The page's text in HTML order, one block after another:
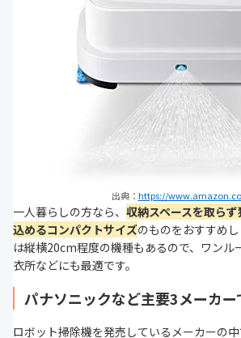
出典： https://
一人暮らしの方なら、 収納スペースを取ら
込めるコンパクトサイズのものをおすすめ
は縦横20cm程度の機種もあるので、ワンル
衣所などにも最適です。
パナソニックなど主要3メーカー
ロボット掃除機を発売しているメーカーの